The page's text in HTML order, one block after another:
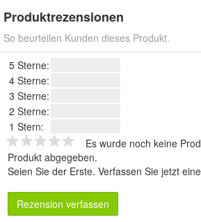
Produktrezensionen
So beurteilen Kunden dieses Produkt.
5 Sterne:
4 Sterne:
3 Sterne:
2 Sterne:
1 Stern:
Es wurde noch keine
Produkt abgegeben.
Seien Sie der Erste. Verfassen Sie jetzt
Rezension verfassen